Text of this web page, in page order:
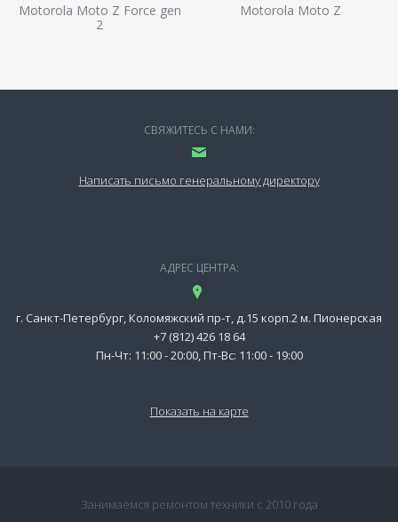
Motorola Moto Z Force gen
2
Motorola Moto Z
СВЯЖИТЕСЬ С НАМИ:
Написать письмо генеральному директору
АДРЕС ЦЕНТРА:
г. Санкт-Петербург, Коломяжский пр-т, д.15 корп.2 м. Пионерская
+7 (812) 426 18 64
Пн-Чт: 11:00 - 20:00, Пт-Вс: 11:00 - 19:00
Показать на карте
Занимаемся ремонтом техники с 2010 года